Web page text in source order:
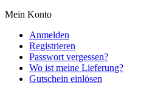
Mein Konto
Anmelden
Registrieren
Passwort vergessen?
Wo ist meine Lieferung?
Gutschein einlösen